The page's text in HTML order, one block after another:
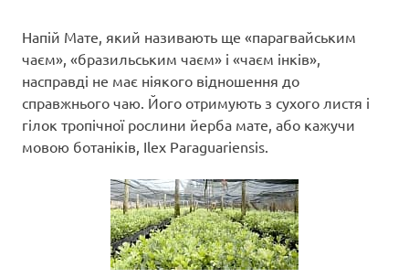
Напій Мате, який називають ще «парагвайським
чаєм», «бразильським чаєм» і «чаєм інків»,
насправді не має ніякого відношення до
справжнього чаю. Його отримують з сухого листя і
гілок тропічної рослини йерба мате, або кажучи
мовою ботаніків, Ilex Paraguariensis.